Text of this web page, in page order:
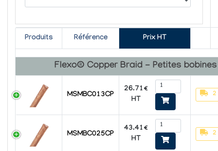
Produits Référence Prix HT
Flexo® Copper Braid - Petites bobines
MSMBC013CP
26.71€
HT
2
MSMBC025CP
43.41€
HT
2